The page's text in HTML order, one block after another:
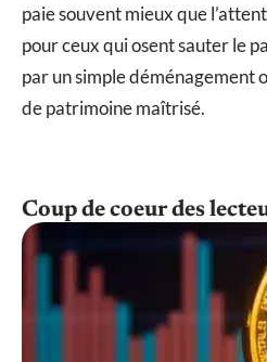
paie souvent mieux que
pour ceux qui osent sauter le
par un simple déménagement
de patrimoine maîtrisé.
Coup de coeur des